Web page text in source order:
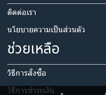
ติดต่อเรา
นโยบายความเป็นส่วนตัว​
ช่วยเหลือ
วิธีการสั่งซื้อ
วิธีการชำระเงิน